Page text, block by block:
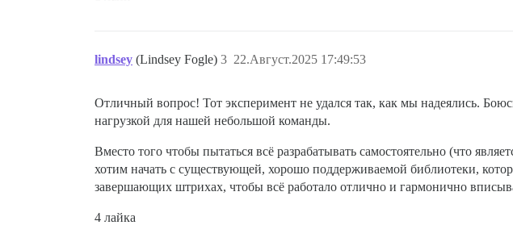
lindsey (Lindsey Fogle) 22.Август.2025 17:49:53
3
Отличный вопрос! Тот эксперимент не удался так, как мы надеялись.
нагрузкой для нашей небольшой команды.
Вместо того чтобы пытаться всё разрабатывать самостоятельно (что
хотим начать с существующей, хорошо поддерживаемой библиотеки,
завершающих штрихах, чтобы всё работало отлично и гармонично
4 лайка